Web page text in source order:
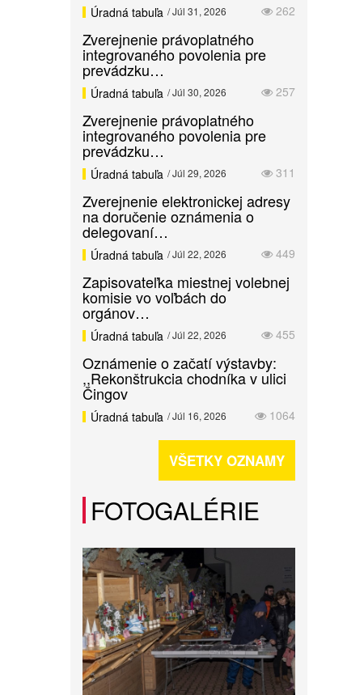
262
Úradná tabuľa / Júl 31, 2026
Zverejnenie právoplatného
integrovaného povolenia pre
prevádzku…
257
Úradná tabuľa / Júl 30, 2026
Zverejnenie právoplatného
integrovaného povolenia pre
prevádzku…
311
Úradná tabuľa / Júl 29, 2026
Zverejnenie elektronickej adresy
na doručenie oznámenia o
delegovaní…
449
Úradná tabuľa / Júl 22, 2026
Zapisovateľka miestnej volebnej
komisie vo voľbách do
orgánov…
455
Úradná tabuľa / Júl 22, 2026
Oznámenie o začatí výstavby:
,,Rekonštrukcia chodníka v ulici
Čingov
1064
Úradná tabuľa / Júl 16, 2026
VŠETKY OZNAMY
FOTOGALÉRIE